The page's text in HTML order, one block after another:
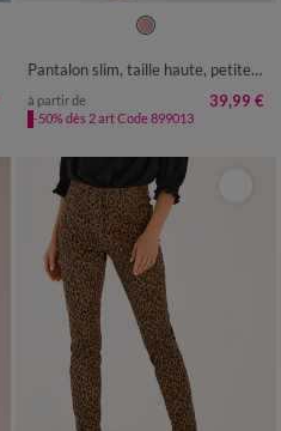
42
Pantalon slim, taille haute, petite stature
à partir de 39,99 €
-50% dès 2 art Code 899013